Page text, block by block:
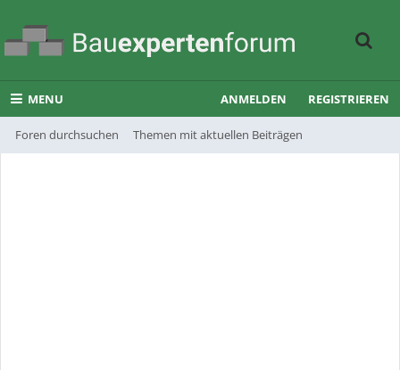
MENU
Foren durchsuchen Themen mit aktuellen Beiträgen
ANMELDEN REGISTRIEREN